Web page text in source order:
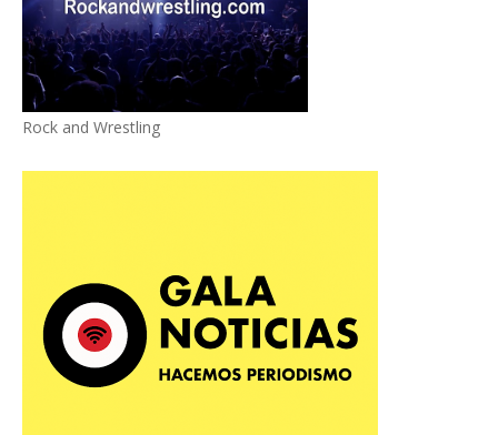
Rock and Wrestling